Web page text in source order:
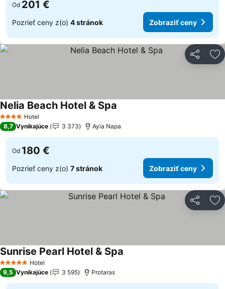
Od 201 €
Pozrieť ceny z(o) 4 stránok Zobraziť ceny
Zdieľať
4 Počet hviezdičiek
Hotel
Nelia Beach Hotel & Spa
8,7 Vynikajúce 3 373 Ayia Napa
Od 180 €
Pozrieť ceny z(o) 7 stránok Zobraziť ceny
Zdieľať
5 Počet hviezdičiek
Hotel
Sunrise Pearl Hotel & Spa
9,5 Vynikajúce 3 595 Protaras